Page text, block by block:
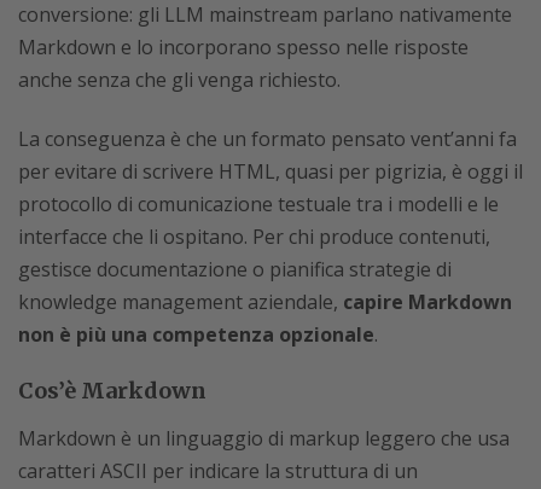
conversione: gli LLM mainstream parlano nativamente
Markdown e lo incorporano spesso nelle risposte
anche senza che gli venga richiesto.
La conseguenza è che un formato pensato vent’anni fa
per evitare di scrivere HTML, quasi per pigrizia, è oggi il
protocollo di comunicazione testuale tra i modelli e le
interfacce che li ospitano. Per chi produce contenuti,
gestisce documentazione o pianifica strategie di
knowledge management aziendale, capire Markdown
non è più una competenza opzionale.
Cos’è Markdown
Markdown è un linguaggio di markup leggero che usa
caratteri ASCII per indicare la struttura di un